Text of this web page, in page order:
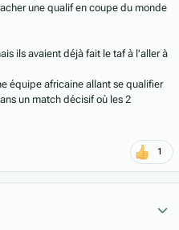
une qualif en coupe du monde
ils avaient déjà fait le taf à l'aller à
équipe africaine allant se qualifier
un match décisif où les 2
1